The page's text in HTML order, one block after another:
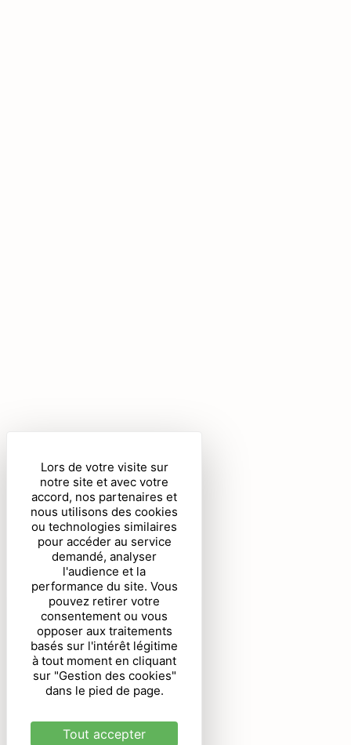
Lors de votre visite sur
notre site et avec votre
accord, nos partenaires et
nous utilisons des cookies
ou technologies similaires
pour accéder au service
demandé, analyser
l'audience et la
performance du site. Vous
pouvez retirer votre
consentement ou vous
opposer aux traitements
basés sur l'intérêt légitime
à tout moment en cliquant
sur "Gestion des cookies"
dans le pied de page.
Tout accepter